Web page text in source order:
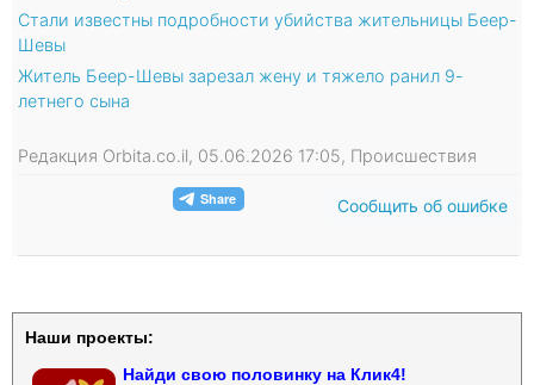
Стали известны подробности убийства жительницы Беер-
Шевы
Житель Беер-Шевы зарезал жену и тяжело ранил 9-
летнего сына
Редакция Orbita.co.il, 05.06.2026 17:05, Происшествия
Сообщить об ошибке
Наши проекты:
Найди свою половинку на Клик4!